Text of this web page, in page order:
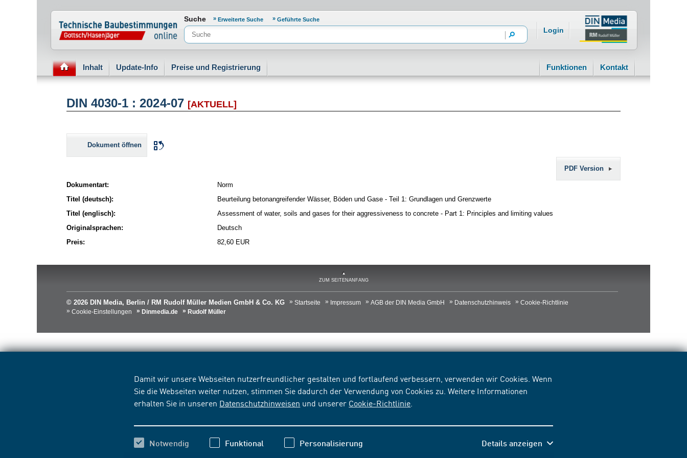
Damit wir unsere Webseiten nutzerfreundlicher gestalten und fortlaufend verbessern, verwenden wir Cookies. Wenn
Sie die Webseiten weiter nutzen, stimmen Sie dadurch der Verwendung von Cookies zu. Weitere Informationen
erhalten Sie in unseren Datenschutzhinweisen und unserer Cookie-Richtlinie
Notwendig Funktional Personalisierung Details anzeigen
Normenportal Barrierefreiheit
Suche Erweiterte Suche Geführte Suche
Login
Inhalt Update-Info Preise und Registrierung Funktionen Kontakt
DIN 4030-1 : 2024-07 [AKTUELL]
Dokument öffnen
PDF Version
Dokumentart:
Norm
Titel (deutsch):
Beurteilung betonangreifender Wässer, Böden und Gase - Teil 1: Grundlagen und Grenzwerte
Titel (englisch):
Assessment of water, soils and gases for their aggressiveness to concrete - Part 1: Principles and limiting values
Originalsprachen:
Deutsch
Preis:
82,60 EUR
ZUM SEITENANFANG
© 2026 DIN Media, Berlin / RM Rudolf Müller Medien GmbH & Co. KG Startseite Impressum AGB der DIN Media GmbH Datenschutzhinweis
Cookie-Richtlinie
Cookie-Einstellungen
Dinmedia.de Rudolf Müller